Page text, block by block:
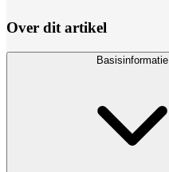
Over dit artikel
Basisinformatie